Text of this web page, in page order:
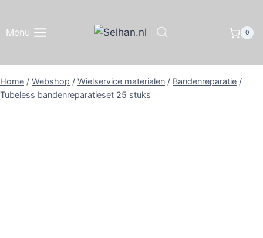
inhoud
Menu 0
Home / Webshop / Wielservice materialen / Bandenreparatie /
Tubeless bandenreparatieset 25 stuks